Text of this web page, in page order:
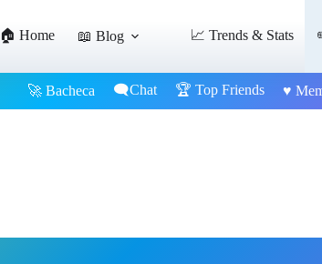
🏠 Home 📖 Blog 📈 Trends & Stats
🚀 Bacheca 🗨️Chat 🏆 Top Friends ♥️